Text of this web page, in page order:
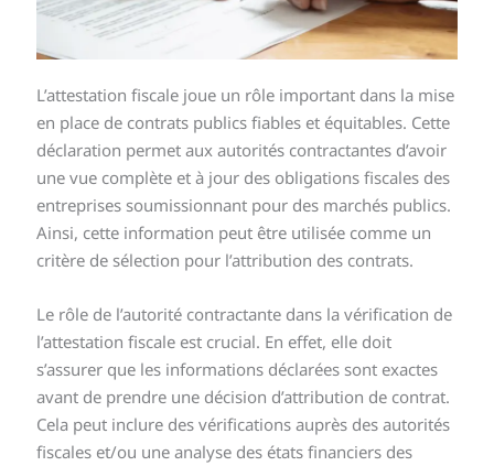
L’attestation fiscale joue un rôle important dans la mise
en place de contrats publics fiables et équitables. Cette
déclaration permet aux autorités contractantes d’avoir
une vue complète et à jour des obligations fiscales des
entreprises soumissionnant pour des marchés publics.
Ainsi, cette information peut être utilisée comme un
critère de sélection pour l’attribution des contrats.
Le rôle de l’autorité contractante dans la vérification de
l’attestation fiscale est crucial. En effet, elle doit
s’assurer que les informations déclarées sont exactes
avant de prendre une décision d’attribution de contrat.
Cela peut inclure des vérifications auprès des autorités
fiscales et/ou une analyse des états financiers des